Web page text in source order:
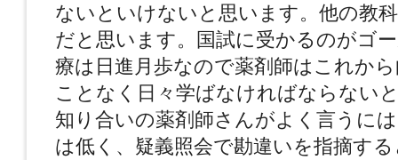
ないといけないと思います。他の教
だと思います。国試に受かるのがゴ
療は日進月歩なので薬剤師はこれか
ことなく日々学ばなければならない
知り合いの薬剤師さんがよく言うに
は低く、疑義照会で勘違いを指摘す